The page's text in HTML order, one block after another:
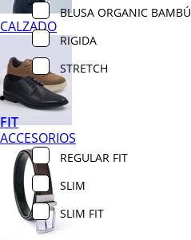
CALZADO
ACCESORIOS
BLUSA ORGANIC BAMBÚ
RIGIDA
STRETCH
FIT
REGULAR FIT
SLIM
SLIM FIT